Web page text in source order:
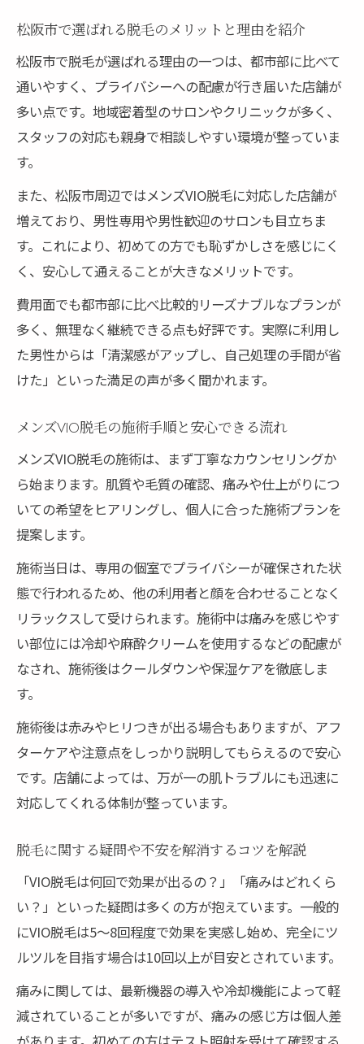
男性スタッフ対応の安心感とプライバシー
確保
完全個室が整った脱毛施設の選び方とメリ
ット
メンズVIO脱毛で感じる不安とその解消法を
脱毛施術時のリラックス方法と実際の体験
談紹介
VIO脱毛を検討するなら知っておきたい注意点と
実感
VIO脱毛の注意点とやらないほうがいい理由
を解説
脱毛前後に気をつけるべき生活習慣とポイ
ント
て
施術中の痛みや違和感を軽減するテクニッ
ク
実感できるVIO脱毛の効果とその持続性を紹
介
自分らしい清潔感を手に入れる脱毛のメリット
まとめ
脱毛で叶える快適なライフスタイルの実現
方法
自己処理と比較した脱毛のメリットを徹底
清潔感アップを実感できるVIO脱毛の魅力と
は
脱毛で得られる心理的な安心感と自信の変
化
メンズ脱毛が与える好印象と生活の変化を
松阪市周辺で脱毛を始める前に知るべきポイン
ト
松阪市で脱毛を始める際のサロン選びのコ
医療脱毛とサロン脱毛の料金や特徴を比較
解説
松阪市で選ばれる脱毛のメリットと理由を紹介
松阪市で脱毛が選ばれる理由の一つは、都市部に比べて
通いやすく、プライバシーへの配慮が行き届いた店舗が
多い点です。地域密着型のサロンやクリニックが多く、
スタッフの対応も親身で相談しやすい環境が整っていま
す。
また、松阪市周辺ではメンズVIO脱毛に対応した店舗が
増えており、男性専用や男性歓迎のサロンも目立ちま
す。これにより、初めての方でも恥ずかしさを感じにく
く、安心して通えることが大きなメリットです。
費用面でも都市部に比べ比較的リーズナブルなプランが
多く、無理なく継続できる点も好評です。実際に利用し
た男性からは「清潔感がアップし、自己処理の手間が省
けた」といった満足の声が多く聞かれます。
メンズVIO脱毛の施術手順と安心できる流れ
メンズVIO脱毛の施術は、まず丁寧なカウンセリングか
ら始まります。肌質や毛質の確認、痛みや仕上がりにつ
いての希望をヒアリングし、個人に合った施術プランを
提案します。
施術当日は、専用の個室でプライバシーが確保された状
態で行われるため、他の利用者と顔を合わせることなく
リラックスして受けられます。施術中は痛みを感じやす
い部位には冷却や麻酔クリームを使用するなどの配慮が
なされ、施術後はクールダウンや保湿ケアを徹底しま
す。
施術後は赤みやヒリつきが出る場合もありますが、アフ
ターケアや注意点をしっかり説明してもらえるので安心
です。店舗によっては、万が一の肌トラブルにも迅速に
対応してくれる体制が整っています。
脱毛に関する疑問や不安を解消するコツを解説
「VIO脱毛は何回で効果が出るの？」「痛みはどれくら
い？」といった疑問は多くの方が抱えています。一般的
にVIO脱毛は5〜8回程度で効果を実感し始め、完全にツ
ルツルを目指す場合は10回以上が目安とされています。
痛みに関しては、最新機器の導入や冷却機能によって軽
減されていることが多いですが、痛みの感じ方は個人差